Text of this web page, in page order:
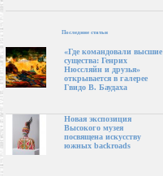
Последние статьи
«Где командовали высшие
существа: Генрих
Нюссляйн и друзья»
открывается в галерее
Гвидо В. Баудаха
Новая экспозиция
Высокого музея
посвящена искусству
южных backroads